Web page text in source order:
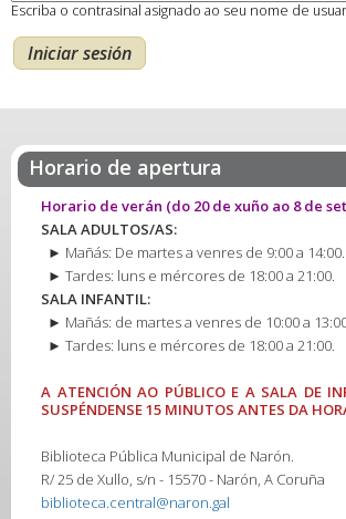
Escriba o contrasinal asignado ao seu nome de
Horario de apertura
Horario de verán (do 20 de xuño ao 8 de
SALA ADULTOS/AS:
► Mañás: De martes a venres de 9:00 a 14:00.
► Tardes: luns e mércores de 18:00 a 21:00.
SALA INFANTIL:
► Mañás: de martes a venres de 10:00 a
► Tardes: luns e mércores de 18:00 a 21:00.
A ATENCIÓN AO PÚBLICO E A SALA DE
SUSPÉNDENSE 15 MINUTOS ANTES DA
Biblioteca Pública Municipal de Narón.
R/ 25 de Xullo, s/n - 15570 - Narón, A Coruña
biblioteca.central@naron.gal